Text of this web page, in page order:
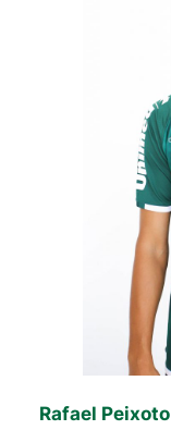
Rafael Peixoto